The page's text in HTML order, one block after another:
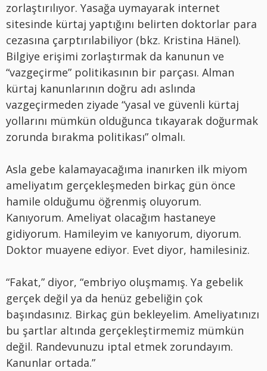
zorlaştırılıyor. Yasağa uymayarak internet
sitesinde kürtaj yaptığını belirten doktorlar para
cezasına çarptırılabiliyor (bkz. Kristina Hänel).
Bilgiye erişimi zorlaştırmak da kanunun ve
“vazgeçirme” politikasının bir parçası. Alman
kürtaj kanunlarının doğru adı aslında
vazgeçirmeden ziyade “yasal ve güvenli kürtaj
yollarını mümkün olduğunca tıkayarak doğurmak
zorunda bırakma politikası” olmalı.
Asla gebe kalamayacağıma inanırken ilk miyom
ameliyatım gerçekleşmeden birkaç gün önce
hamile olduğumu öğrenmiş oluyorum.
Kanıyorum. Ameliyat olacağım hastaneye
gidiyorum. Hamileyim ve kanıyorum, diyorum.
Doktor muayene ediyor. Evet diyor, hamilesiniz.
“Fakat,” diyor, “embriyo oluşmamış. Ya gebelik
gerçek değil ya da henüz gebeliğin çok
başındasınız. Birkaç gün bekleyelim. Ameliyatınızı
bu şartlar altında gerçekleştirmemiz mümkün
değil. Randevunuzu iptal etmek zorundayım.
Kanunlar ortada.”